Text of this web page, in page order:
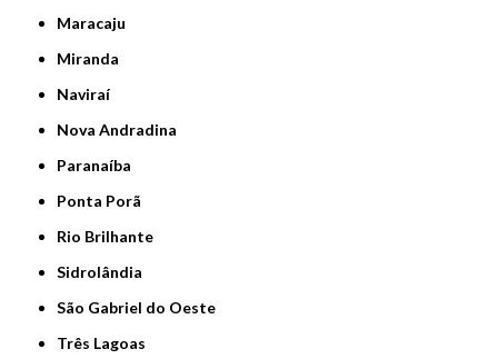
Maracaju
Miranda
Naviraí
Nova Andradina
Paranaíba
Ponta Porã
Rio Brilhante
Sidrolândia
São Gabriel do Oeste
Três Lagoas